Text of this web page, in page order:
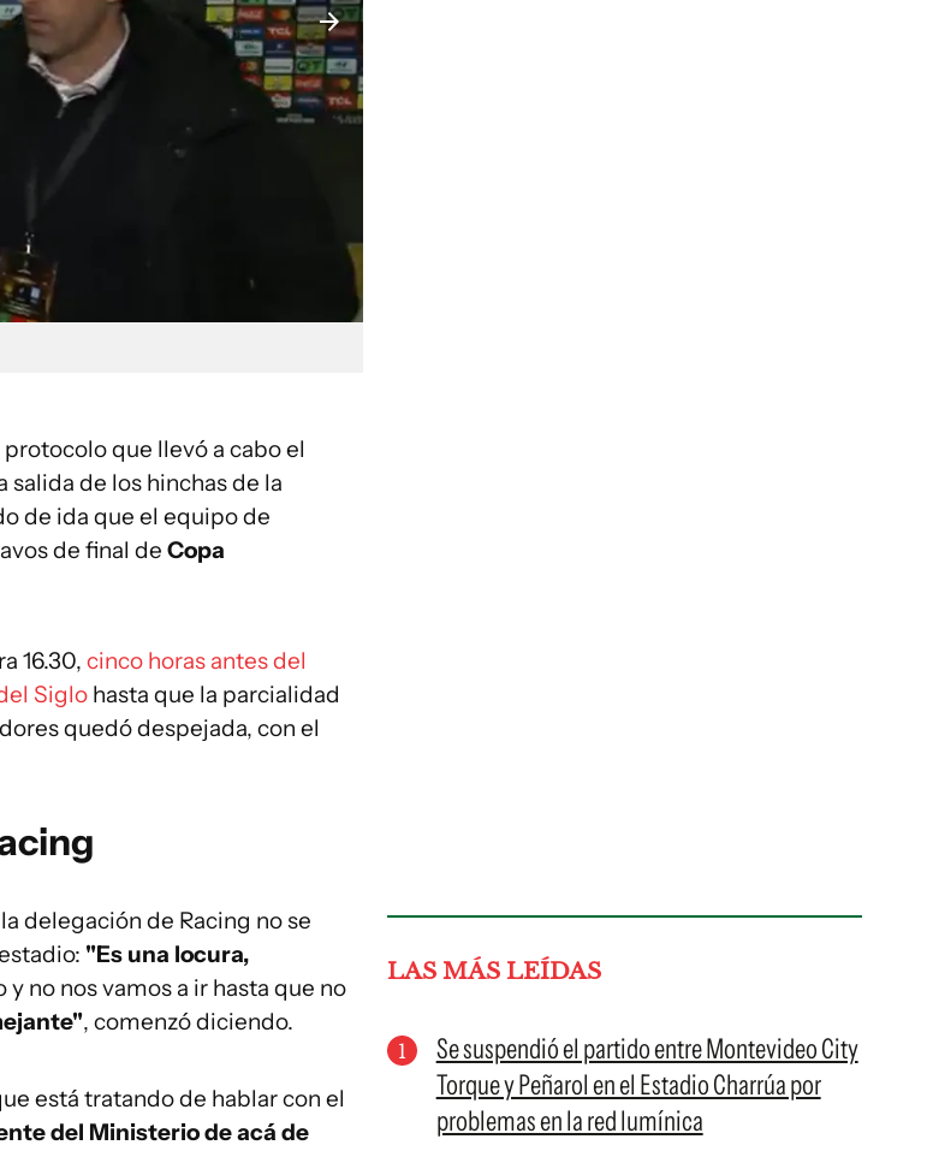
que llevó a cabo el
salida de los hinchas de la
de ida que el equipo de
de final de Copa
16.30, cinco horas antes del
Siglo hasta que la parcialidad
quedó despejada, con el
delegación de Racing no se
"Es una locura,
no nos vamos a ir hasta que no
, comenzó diciendo.
está tratando de hablar con el
del Ministerio de acá de
LAS MÁS LEÍDAS
Se suspendió el partido entre Montevideo City
Torque y Peñarol en el Estadio Charrúa por
problemas en la red lumínica